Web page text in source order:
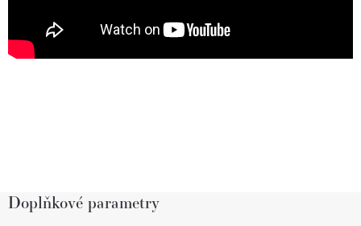
Doplňkové parametry